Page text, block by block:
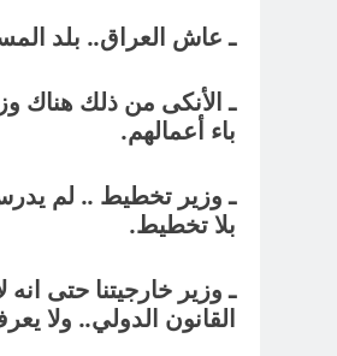
ـ عاش العراق.. بلد
ـ الأنكى من ذلك هناك
باء أعمالهم.
ـ وزير تخطيط .. لم يدرس
بلا تخطيط.
ـ وزير خارجيتنا حتى
القانون الدولي.. ولا